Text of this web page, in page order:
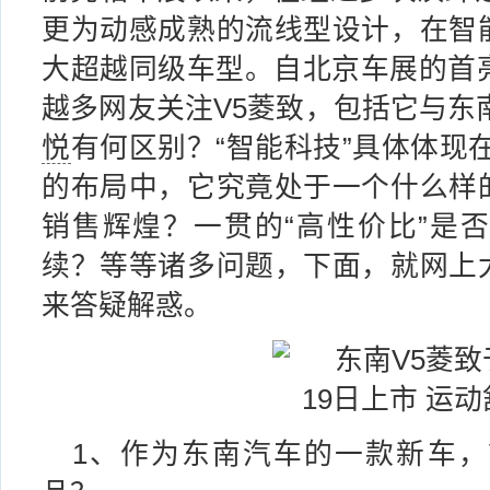
更为动感成熟的流线型设计，在
大超越同级车型。自北京车展的首
越多网友关注V5菱致，包括它与东
悦有何区别？“智能科技”具体体现
的布局中，它究竟处于一个什么
销售辉煌？一贯的“高性价比”是
续？等等诸多问题，下面，就网
来答疑解惑。
1、作为东南汽车的一款新车